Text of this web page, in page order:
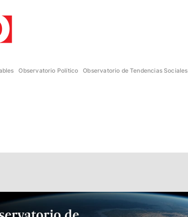
Observatorio Político Observatorio de Tendencias Sociales